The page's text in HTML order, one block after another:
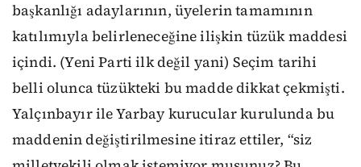
başkanlığı adaylarının, üyelerin tamamının
katılımıyla belirleneceğine ilişkin tüzük maddesi
içindi. (Yeni Parti ilk değil yani) Seçim tarihi
belli olunca tüzükteki bu madde dikkat çekmişti.
Yalçınbayır ile Yarbay kurucular kurulunda bu
maddenin değiştirilmesine itiraz ettiler, “siz